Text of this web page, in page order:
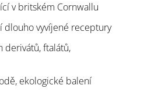
v britském Cornwallu
dlouho vyvíjené receptury
derivátů, ftalátů,
ekologické balení